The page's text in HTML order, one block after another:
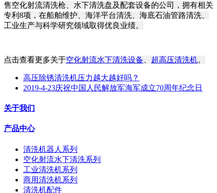
售空化射流清洗枪、水下清洗盘及配套设备的公司，拥有相关
专利8项，在船舶维护、海洋平台清洗、海底石油管路清洗、
工业生产与科学研究领域取得优良业绩。
点击查看更多关于空化射流水下清洗设备 超高压清洗机。
高压除锈清洗机压力越大越好吗？
2019-4-23庆祝中国人民解放军海军成立70周年纪念日
关于我们
产品中心
清洗机器人系列
空化射流水下清洗系列
工业清洗机系列
商用清洗机系列
清洗机配件